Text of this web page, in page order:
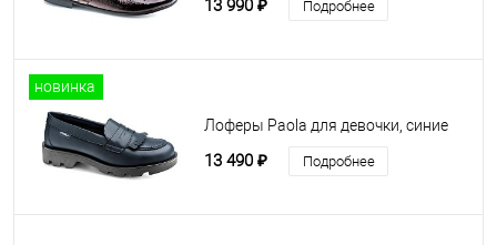
13 990 ₽ Подробнее
новинка
Лоферы Paola для девочки, синие
13 490 ₽ Подробнее